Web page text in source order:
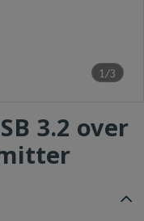
1/3
3.2 over